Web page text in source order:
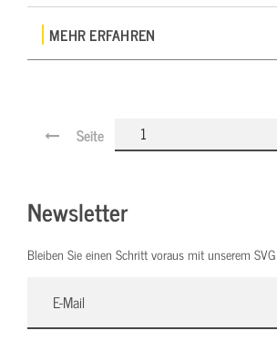
MEHR ERFAHREN
Seite
Newsletter
Bleiben Sie einen Schritt voraus mit unserem